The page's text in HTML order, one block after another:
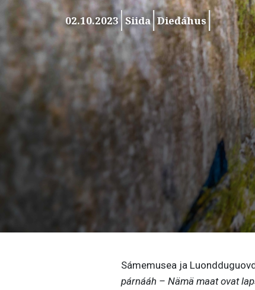
02.10.2023 Siida Dieđáhus
Sámemusea ja
párnááh – Nämä maat ovat